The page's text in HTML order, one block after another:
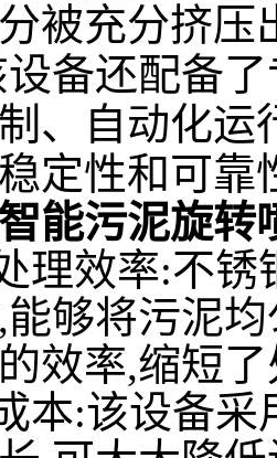
被充分挤
备还配备
、自动化运
定性和可靠
能污泥旋转
理效率:不
够将污泥
效率,缩短
本:该设备